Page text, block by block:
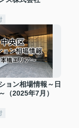
ョン相場情報～日
（2025年7月）